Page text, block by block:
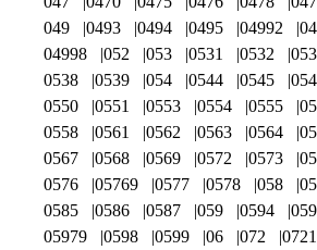
049
0493 0494 0495 04992
04998
052 053 0531 0532
0538
0539 054 0544 0545
0550
0551 0553 0554 0555
0558
0561 0562 0563 0564
0567
0568 0569 0572 0573
0576
05769 0577 0578 058
0585
0586 0587 059 0594
05979
0598 0599 06 072 0721